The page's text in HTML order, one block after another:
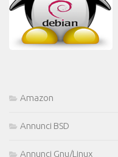
Amazon
Annunci BSD
Annunci Gnu/Linux